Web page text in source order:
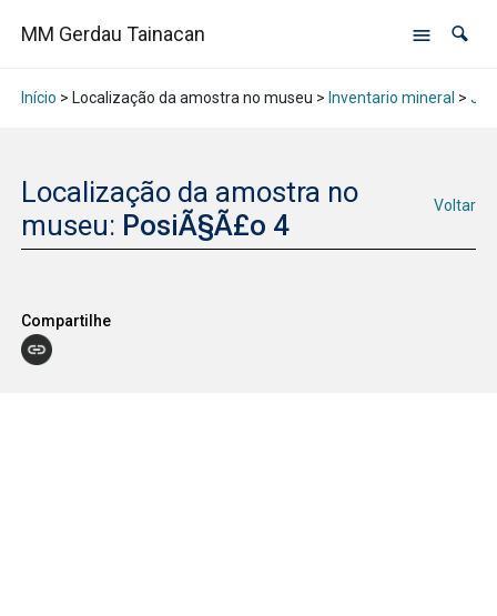
MM Gerdau Tainacan
Início > Localização da amostra no museu > Inventario mineral >
Localização da amostra no
museu: PosiÃ§Ã£o 4
Voltar
Compartilhe